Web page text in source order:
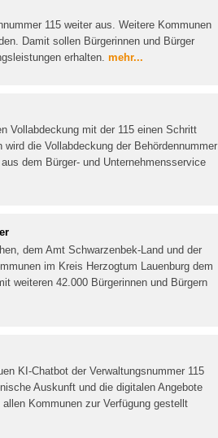
115 weiter aus. Weitere Kommunen
Damit sollen Bürgerinnen und Bürger
erhalten. mehr...
Vollabdeckung mit der 115 einen Schritt
die Vollabdeckung der Behördennummer
dem Bürger- und Unternehmensservice
dem Amt Schwarzenbek-Land und der
im Kreis Herzogtum Lauenburg dem
weiteren 42.000 Bürgerinnen und Bürgern
KI-Chatbot der Verwaltungsnummer 115
Auskunft und die digitalen Angebote
Kommunen zur Verfügung gestellt